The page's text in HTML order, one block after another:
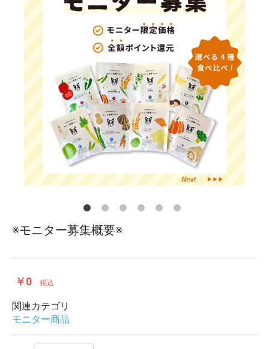
※モニター募集概要※
￥0 税込
関連カテゴリ
モニター商品